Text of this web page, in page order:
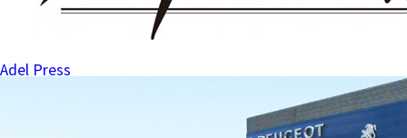
Adel Press